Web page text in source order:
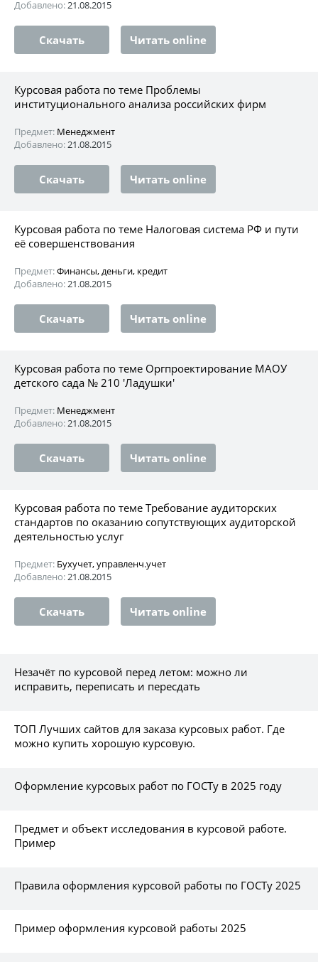
Добавлено:21.08.2015
Скачать Читать online
Курсовая работа по теме Проблемы
институционального анализа российских фирм
Предмет: Менеджмент
Добавлено:21.08.2015
Скачать Читать online
Курсовая работа по теме Налоговая система РФ и пути
её совершенствования
Предмет:Финансы, деньги, кредит
Добавлено:21.08.2015
Скачать Читать online
Курсовая работа по теме Оргпроектирование МАОУ
детского сада № 210 'Ладушки'
Предмет: Менеджмент
Добавлено:21.08.2015
Скачать Читать online
Курсовая работа по теме Требование аудиторских
стандартов по оказанию сопутствующих аудиторской
деятельностью услуг
Предмет: Бухучет, управленч.учет
Добавлено:21.08.2015
Скачать Читать online
Незачёт по курсовой перед летом: можно ли
исправить, переписать и пересдать
ТОП Лучших сайтов для заказа курсовых работ. Где
можно купить хорошую курсовую.
Оформление курсовых работ по ГОСТу в 2025 году
Предмет и объект исследования в курсовой работе.
Пример
Правила оформления курсовой работы по ГОСТу 2025
Пример оформления курсовой работы 2025